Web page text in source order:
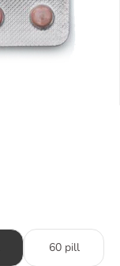
60 pill